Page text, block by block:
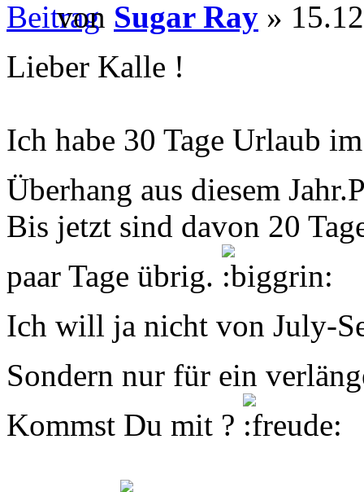
von Sugar Ray »
Lieber Kalle !
Ich habe 30 Tage Urlaub
Überhang aus diesem
Bis jetzt sind davon 20
paar Tage übrig.
Ich will ja nicht von July-
Sondern nur für ein
Kommst Du mit ?